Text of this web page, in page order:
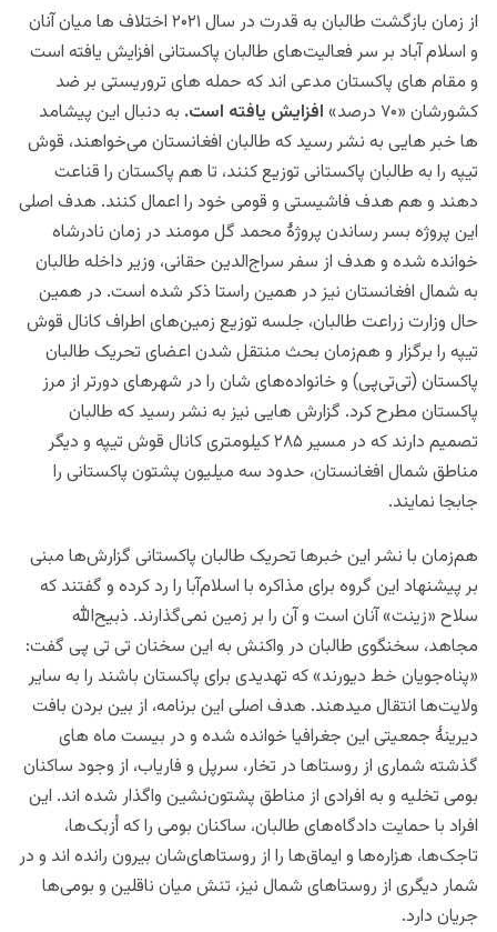
از زمان بازگشت طالبان به قدرت در سال ۲۰۲۱ اختلاف ها میان آنان
و اسلام آباد بر سر فعالیت‌های طالبان پاکستانی افزایش یافته است
و مقام های پاکستان مدعی اند که حمله های تروریستی بر ضد
کشورشان «۷۰ درصد»
افزایش یافته است. به دنبال این پیشامد
ها خبر هایی به نشر رسید که طالبان افغانستان می‌خواهند، قوش
تیپه را به طالبان پاکستانی توزیع کنند، تا هم پاکستان را قناعت
دهند و هم هدف فاشیستی و قومی خود را اعمال کنند. هدف اصلی
این پروژه بسر رساندن پروژۀ محمد گل مومند در زمان نادرشاه
خوانده شده و هدف از سفر سراج‌الدین حقانی، وزیر داخله طالبان
به شمال افغانستان نیز در همین راستا ذکر شده است. در همین
حال ‌وزارت زراعت طالبان، جلسه توزیع زمین‌های اطراف کانال قوش
تیپه را برگزار و هم‌زمان بحث منتقل شدن اعضای تحریک طالبان
پاکستان (تی‌تی‌پی) و خانواده‌های شان را در شهرهای دورتر از مرز
پاکستان مطرح کرد. گزارش هایی نیز به نشر رسید که طالبان
تصمیم دارند که در مسیر ۲۸۵ کیلومتری کانال قوش تیپه و دیگر
مناطق شمال افغانستان، حدود سه میلیون پشتون پاکستانی را
جابجا نمایند.
هم‌زمان با نشر این خبرها تحریک طالبان پاکستانی گزارش‌ها مبنی
بر پیشنهاد این گروه برای مذاکره با اسلام‌آبا را رد کرده و گفتند که
سلاح «زینت» آنان است و آن را بر زمین نمی‌گذارند.‌ ذبیح‌الله
مجاهد، سخنگوی طالبان در واکنش به این سخنان تی تی پی گفت:
«پناه‌جویان خط دیورند» که تهدیدی برای پاکستان باشند را به سایر
ولایت‌ها انتقال میدهند. هدف اصلی این برنامه، از بین بردن بافت
دیرینۀ جمعیتی این جغرافیا خوانده شده و در بیست ماه های
گذشته شماری از روستاها در تخار، سرپل و فاریاب، از وجود ساکنان
بومی تخلیه و به افرادی از مناطق پشتون‌نشین واگذار شده اند. این
افراد با حمایت دادگاه‌های طالبان، ساکنان بومی را که اُزبک‌ها،
تاجک‌ها، هزاره‌ها و ایماق‌ها را از روستاهای‌شان بیرون رانده اند و در
شمار دیگری از روستاهای شمال نیز، تنش میان ناقلین و بومی‌ها
جریان دارد.